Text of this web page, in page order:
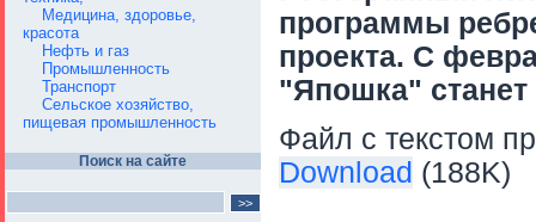
Медицина, здоровье,
красота
Нефть и газ
Промышленность
Транспорт
Сельское хозяйство,
пищевая промышленность
Поиск на сайте
программы
проекта. С
"Япошка"
Файл с текстом
Download (188K)